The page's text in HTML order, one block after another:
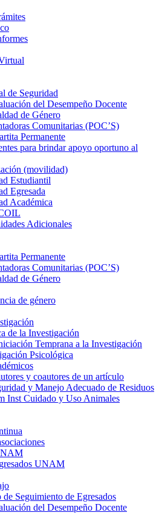
de Seguridad
del Desempeño Docente
de Género
Comunitarias (POC’S)
Permanente
para brindar apoyo oportuno al
(movilidad)
Estudiantil
Egresada
Académica
Adicionales
Permanente
Comunitarias (POC’S)
de Género
de género
de la Investigación
Temprana a la Investigación
Psicológica
y coautores de un artículo
y Manejo Adecuado de Residuos
Inst Cuidado y Uso Animales
UNAM
Seguimiento de Egresados
del Desempeño Docente